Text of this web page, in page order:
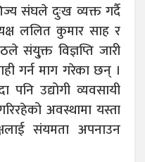
संघले दुःख व्यक्त गर्दै
ललित कुमार साह र
संयु्क्त विज्ञप्ति जारी
गर्न माग गरेका छन् ।
पनि उद्योगी व्यवसायी
अवस्थामा यस्ता
संयमता अपनाउन